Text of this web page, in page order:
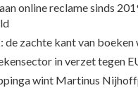
online reclame sinds
de zachte kant van
in verzet tegen
wint Martinus